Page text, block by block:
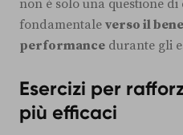
non è solo una questione di
fondamentale verso il
performance durante gli
Esercizi per
più efficaci